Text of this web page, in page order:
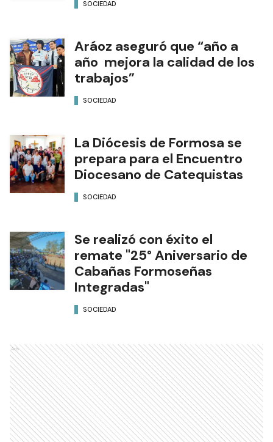
SOCIEDAD
Aráoz aseguró que “año a
año mejora la calidad de los
trabajos”
SOCIEDAD
La Diócesis de Formosa se
prepara para el Encuentro
Diocesano de Catequistas
SOCIEDAD
Se realizó con éxito el
remate "25° Aniversario de
Cabañas Formoseñas
Integradas"
SOCIEDAD
Ads